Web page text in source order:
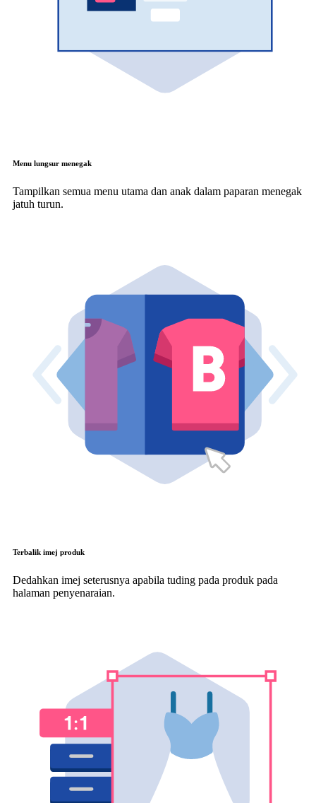
Menu lungsur menegak
Tampilkan semua menu utama dan anak dalam paparan menegak
jatuh turun.
Terbalik imej produk
Dedahkan imej seterusnya apabila tuding pada produk pada
halaman penyenaraian.